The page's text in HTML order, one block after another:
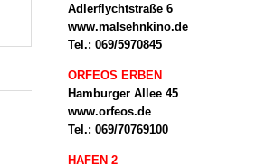
Adlerflychtstraße 6
www.malsehnkino.de
Tel.: 069/5970845
ORFEOS ERBEN
Hamburger Allee 45
www.orfeos.de
Tel.: 069/70769100
HAFEN 2